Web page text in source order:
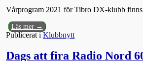
Vårprogram 2021 för Tibro DX-klubb
Läs mer →
Publicerat i Klubbnytt
Dags att fira Radio Nord